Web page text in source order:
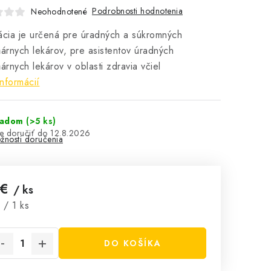
Neohodnotené Podrobnosti hodnotenia
je určená pre úradných a súkromných
lekárov, pre asistentov úradných
lekárov v oblasti zdravia včiel
(>5 ks)
12.8.2026
doručenia
/ ks
cena:
/ 1 ks
DO KOŠÍKA